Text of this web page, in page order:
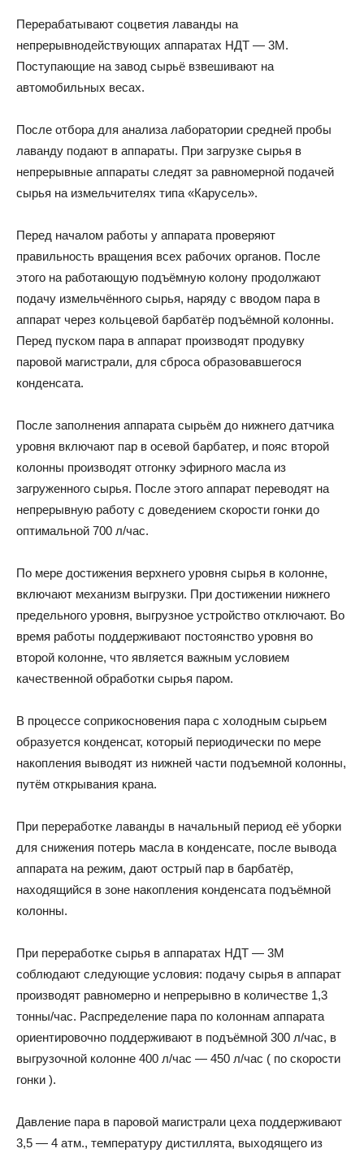
Перерабатывают соцветия лаванды на
непрерывнодействующих аппаратах НДТ — 3М.
Поступающие на завод сырьё взвешивают на
автомобильных весах.
После отбора для анализа лаборатории средней пробы
лаванду подают в аппараты. При загрузке сырья в
непрерывные аппараты следят за равномерной подачей
сырья на измельчителях типа «Карусель».
Перед началом работы у аппарата проверяют
правильность вращения всех рабочих органов. После
этого на работающую подъёмную колону продолжают
подачу измельчённого сырья, наряду с вводом пара в
аппарат через кольцевой барбатёр подъёмной колонны.
Перед пуском пара в аппарат производят продувку
паровой магистрали, для сброса образовавшегося
конденсата.
После заполнения аппарата сырьём до нижнего датчика
уровня включают пар в осевой барбатер, и пояс второй
колонны производят отгонку эфирного масла из
загруженного сырья. После этого аппарат переводят на
непрерывную работу с доведением скорости гонки до
оптимальной 700 л/час.
По мере достижения верхнего уровня сырья в колонне,
включают механизм выгрузки. При достижении нижнего
предельного уровня, выгрузное устройство отключают. Во
время работы поддерживают постоянство уровня во
второй колонне, что является важным условием
качественной обработки сырья паром.
В процессе соприкосновения пара с холодным сырьем
образуется конденсат, который периодически по мере
накопления выводят из нижней части подъемной колонны,
путём открывания крана.
При переработке лаванды в начальный период её уборки
для снижения потерь масла в конденсате, после вывода
аппарата на режим, дают острый пар в барбатёр,
находящийся в зоне накопления конденсата подъёмной
колонны.
При переработке сырья в аппаратах НДТ — 3М
соблюдают следующие условия: подачу сырья в аппарат
производят равномерно и непрерывно в количестве 1,3
тонны/час. Распределение пара по колоннам аппарата
ориентировочно поддерживают в подъёмной 300 л/час, в
выгрузочной колонне 400 л/час — 450 л/час ( по скорости
гонки ).
Давление пара в паровой магистрали цеха поддерживают
3,5 — 4 атм., температуру дистиллята, выходящего из